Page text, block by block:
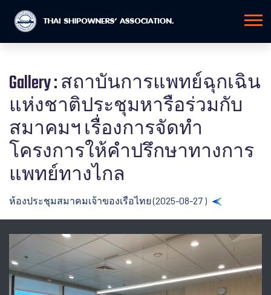
Gallery : สถาบันการแพทย์ฉุกเฉิน
แห่งชาติประชุมหารือร่วมกับ
สมาคมฯ เรื่องการจัดทำ
โครงการให้คำปรึกษาทางการ
แพทย์ทางไกล
ห้องประชุมสมาคมเจ้าของเรือไทย (2025-08-27 )